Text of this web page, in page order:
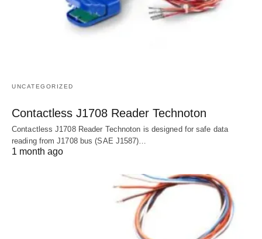
UNCATEGORIZED
Contactless J1708 Reader Technoton
Contactless J1708 Reader Technoton is designed for safe data
reading from J1708 bus (SAE J1587)…
1 month ago